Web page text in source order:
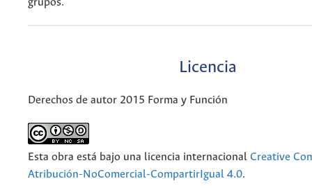
grupos.
Licencia
Derechos de autor 2015 Forma y Función
Esta obra está bajo una licencia internacional Creative
Atribución-NoComercial-CompartirIgual 4.0.